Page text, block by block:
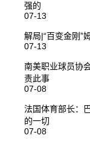
强的
07-13
解局|“百变金刚”
07-13
南美职业球员协
责此事
07-08
法国体育部长：
的一切
07-08